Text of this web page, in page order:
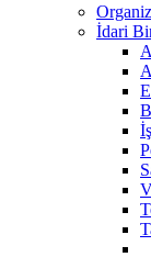
İdari